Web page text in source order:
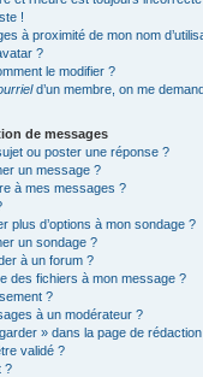
!
à proximité de mon nom
?
le modifier ?
d’un membre, on me
de messages
ou poster une réponse ?
un message ?
à mes messages ?
plus d’options à mon sondage ?
un sondage ?
à un forum ?
des fichiers à mon message ?
?
à un modérateur ?
» dans la page de
validé ?
?